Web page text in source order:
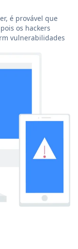
é provável que
os hackers
vulnerabilidades